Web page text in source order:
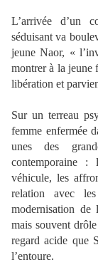
L’arrivée d’un
séduisant va
jeune Naor, «
montrer à la jeune
libération et
Sur un terreau
femme enfermée
unes des
contemporaine :
véhicule, les
relation avec
modernisation
mais souvent
regard acide que
l’entoure.